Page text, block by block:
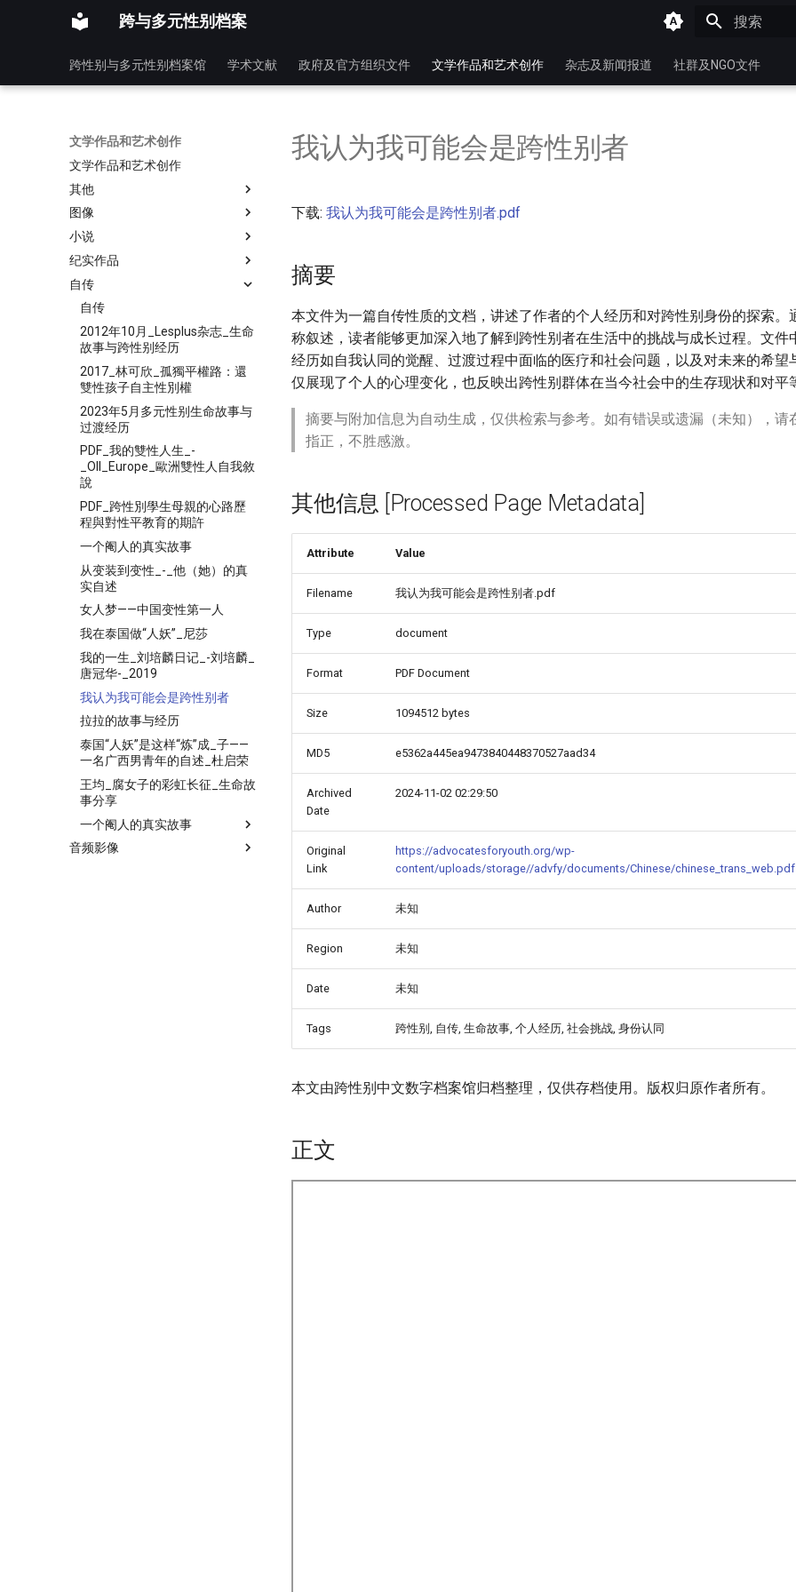
跨与多元性别档案
跨性别与多元性别档案馆 学术文献 政府及官方组织文件 文学作品和艺术创作 杂志及新闻报道 社群及NGO文件
文学作品和艺术创作
文学作品和艺术创作
其他
图像
小说
纪实作品
自传
自传
2012年10月_Lesplus杂志_生命
故事与跨性别经历
2017_林可欣_孤獨平權路：還
雙性孩子自主性別權
2023年5月多元性别生命故事与
过渡经历
PDF_我的雙性人生_-
_OII_Europe_歐洲雙性人自我敘
說
PDF_跨性別學生母親的心路歷
程與對性平教育的期許
一个阉人的真实故事
从变装到变性_-_他（她）的真
实自述
女人梦——中国变性第一人
我在泰国做“人妖”_尼莎
我的一生_刘培麟日记_-刘培麟_
唐冠华-_2019
我认为我可能会是跨性别者
拉拉的故事与经历
泰国“人妖”是这样“炼”成_子——
一名广西男青年的自述_杜启荣
王均_腐女子的彩虹长征_生命故
事分享
一个阉人的真实故事
音频影像
我认为我可能会是跨性别者
下载: 我认为我可能会是跨性别者.pdf
摘要
本文件为一篇自传性质的文档，讲述了作者的个人经历和对跨性别身份的探索。
称叙述，读者能够更加深入地了解到跨性别者在生活中的挑战与成长过程。文件
经历如自我认同的觉醒、过渡过程中面临的医疗和社会问题，以及对未来的希望
仅展现了个人的心理变化，也反映出跨性别群体在当今社会中的生存现状和对平
摘要与附加信息为自动生成，仅供检索与参考。如有错误或遗漏（未知），请
指正，不胜感激。
其他信息 [Processed Page Metadata]
Attribute Value
Filename 我认为我可能会是跨性别者.pdf
Type document
Format PDF Document
Size 1094512 bytes
MD5 e5362a445ea9473840448370527aad34
Archived
Date
2024-11-02 02:29:50
Original
Link
https://advocatesforyouth.org/wp-
content/uploads/storage//advfy/documents/Chinese/chinese_trans_web.pdf
Author 未知
Region 未知
Date 未知
Tags 跨性别, 自传, 生命故事, 个人经历, 社会挑战, 身份认同
本文由跨性别中文数字档案馆归档整理，仅供存档使用。版权归原作者所有。
正文